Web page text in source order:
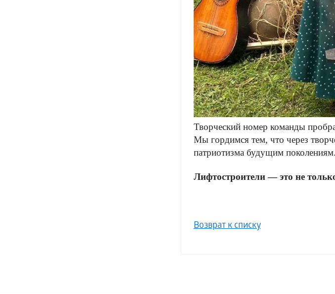
Творческий номер команды
Мы гордимся тем, что через
патриотизма будущим поколениям.
Лифтостроители — это не
Возврат к списку